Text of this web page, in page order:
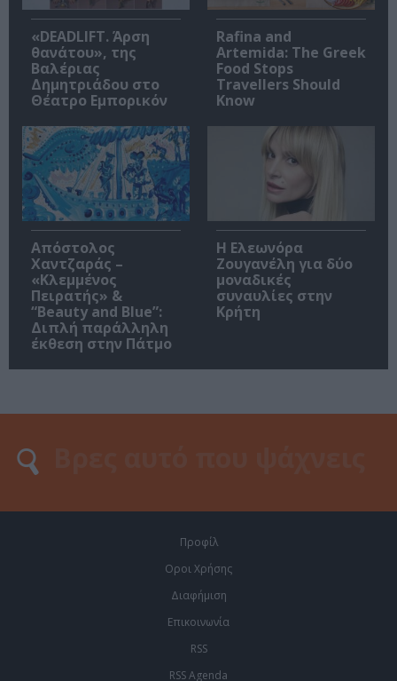
«DEADLIFT. Άρση
θανάτου», της
Βαλέριας
Δημητριάδου στο
Θέατρο Εμπορικόν
Rafina and
Artemida: The Greek
Food Stops
Travellers Should
Know
Απόστολος
Χαντζαράς –
«Κλεμμένος
Πειρατής» &
“Beauty and Blue”:
Διπλή παράλληλη
έκθεση στην Πάτμο
Η Ελεωνόρα
Ζουγανέλη για δύο
μοναδικές
συναυλίες στην
Κρήτη
Προφίλ
Οροι Χρήσης
Διαφήμιση
Επικοινωνία
RSS
RSS Agenda